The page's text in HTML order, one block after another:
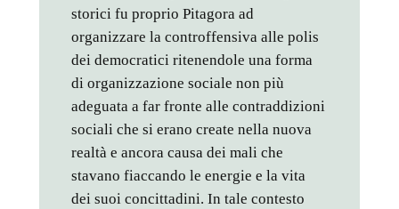
storici fu proprio Pitagora ad
organizzare la controffensiva alle polis
dei democratici ritenendole una forma
di organizzazione sociale non più
adeguata a far fronte alle contraddizioni
sociali che si erano create nella nuova
realtà e ancora causa dei mali che
stavano fiaccando le energie e la vita
dei suoi concittadini. In tale contesto